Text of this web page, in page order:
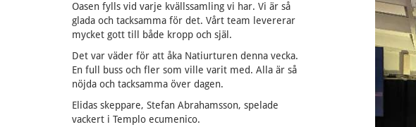
Oasen fylls vid varje kvällssamling vi har. Vi är så
glada och tacksamma för det. Vårt team levererar
mycket gott till både kropp och själ.
Det var väder för att åka Natiurturen denna vecka.
En full buss och fler som ville varit med. Alla är så
nöjda och tacksamma över dagen.
Elidas skeppare, Stefan Abrahamsson, spelade
vackert i Templo ecumenico.